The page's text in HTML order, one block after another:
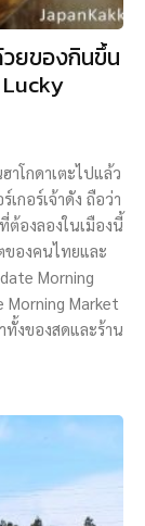
วยของกินขึ้น
าโกดาเตะไปแล้ว
กอร์เจ้าดัง ถือว่า
ต้องลองในเมืองนี้
ของคนไทยและ
Morning
Morning Market
ทั้งของสดและร้าน